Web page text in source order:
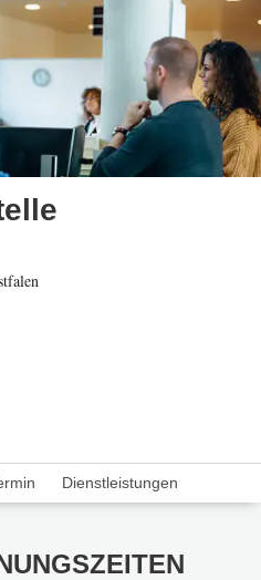
Dienstleistungen